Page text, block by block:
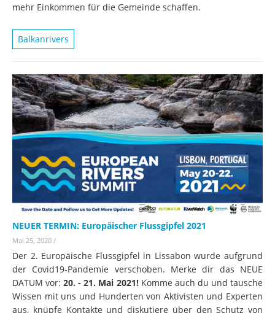
mehr Einkommen für die Gemeinde schaffen.
Balkanrivers
NEUER TERMIN: Europäischer Flussgipfel 2021
Mai 25, 2020 /
Der 2. Europäische Flussgipfel in Lissabon wurde aufgrund
der Covid19-Pandemie verschoben. Merke dir das NEUE
DATUM vor:20. - 21. Mai 2021!Komme auch du und tausche
Wissen mit uns und Hunderten von Aktivisten und Experten
aus, knüpfe Kontakte und diskutiere über den Schutz von